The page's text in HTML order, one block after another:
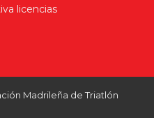
licencias
Madrileña de Triatlón